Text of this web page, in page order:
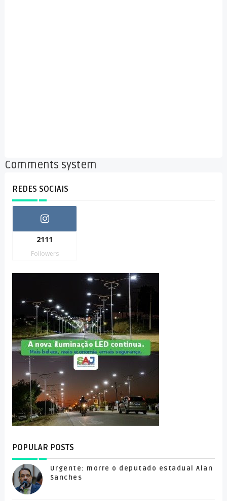
Comments system
REDES SOCIAIS
2111
Followers
POPULAR POSTS
Urgente: morre o deputado estadual Alan
Sanches